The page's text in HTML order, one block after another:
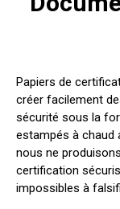
Papiers de
créer facilement
sécurité sous la
estampés à chaud
nous ne
certification
impossibles à